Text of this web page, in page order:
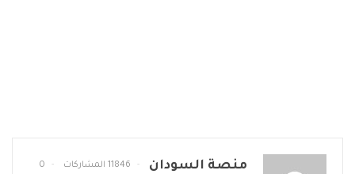
منصة السودان 11846 المشاركات 0